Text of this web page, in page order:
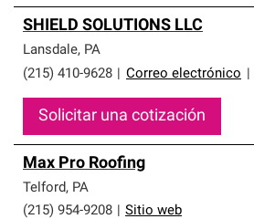
SHIELD SOLUTIONS LLC
Lansdale, PA
(215) 410-9628
Correo electrónico
Solicitar una cotización
Max Pro Roofing
Telford, PA
(215) 954-9208
Sitio web